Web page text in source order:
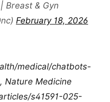
Breast & Gyn
February 18, 2026
medical/chatbots-
Nature Medicine
s41591-025-